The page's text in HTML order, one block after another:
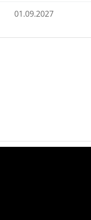
01.09.2027